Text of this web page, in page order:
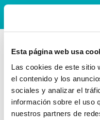
Esta página web usa
Las cookies de este sitio
el contenido y los
sociales y analizar el
información sobre el uso
nuestros partners de